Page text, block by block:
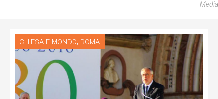
Media
CHIESA E MONDO, ROMA